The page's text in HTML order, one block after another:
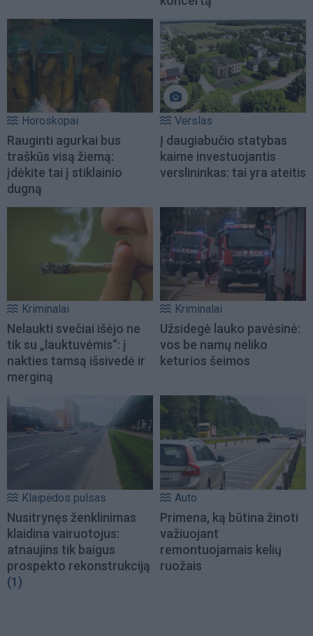
Horoskopai
Rauginti agurkai bus
traškūs visą žiemą:
įdėkite tai į stiklainio
dugną
Verslas
Į daugiabučio statybas
kaime investuojantis
verslininkas: tai yra ateitis
Kriminalai
Nelaukti svečiai išėjo ne
tik su „lauktuvėmis“: į
nakties tamsą išsivedė ir
merginą
Kriminalai
Užsidegė lauko pavėsinė:
vos be namų neliko
keturios šeimos
Klaipėdos pulsas
Nusitrynęs ženklinimas
klaidina vairuotojus:
atnaujins tik baigus
prospekto rekonstrukciją
(1)
Auto
Primena, ką būtina žinoti
važiuojant
remontuojamais kelių
ruožais